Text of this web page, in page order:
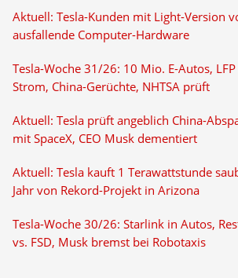
Aktuell: Tesla-Kunden mit Light-Version
ausfallende Computer-Hardware
Tesla-Woche 31/26: 10 Mio. E-Autos, LFP
Strom, China-Gerüchte, NHTSA prüft
Aktuell: Tesla prüft angeblich China-
mit SpaceX, CEO Musk dementiert
Aktuell: Tesla kauft 1 Terawattstunde
Jahr von Rekord-Projekt in Arizona
Tesla-Woche 30/26: Starlink in Autos,
vs. FSD, Musk bremst bei Robotaxis